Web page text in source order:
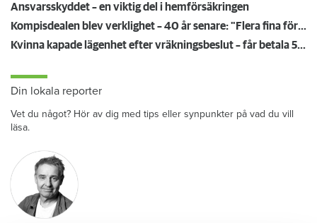
Ansvarsskyddet – en viktig del i hemförsäkringen
Kompisdealen blev verklighet – 40 år senare: "Flera fina fördelar med att dela bostad"
Kvinna kapade lägenhet efter vräkningsbeslut – får betala 50 000
Din lokala reporter
Vet du något? Hör av dig med tips eller synpunkter på vad du vill
läsa.